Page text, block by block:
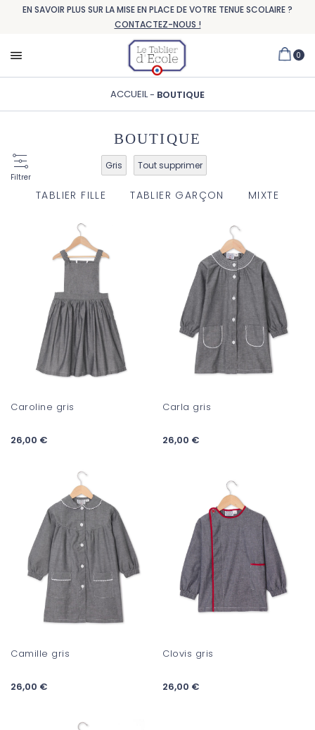
EN SAVOIR PLUS SUR LA MISE EN PLACE DE VOTRE TENUE SCOLAIRE ?
CONTACTEZ-NOUS !
0
ACCUEIL BOUTIQUE
BOUTIQUE
Gris Tout supprimer
TABLIER FILLE TABLIER GARÇON MIXTE
Filtrer
Caroline gris
26,00 €
Carla gris
26,00 €
Camille gris
26,00 €
Clovis gris
26,00 €